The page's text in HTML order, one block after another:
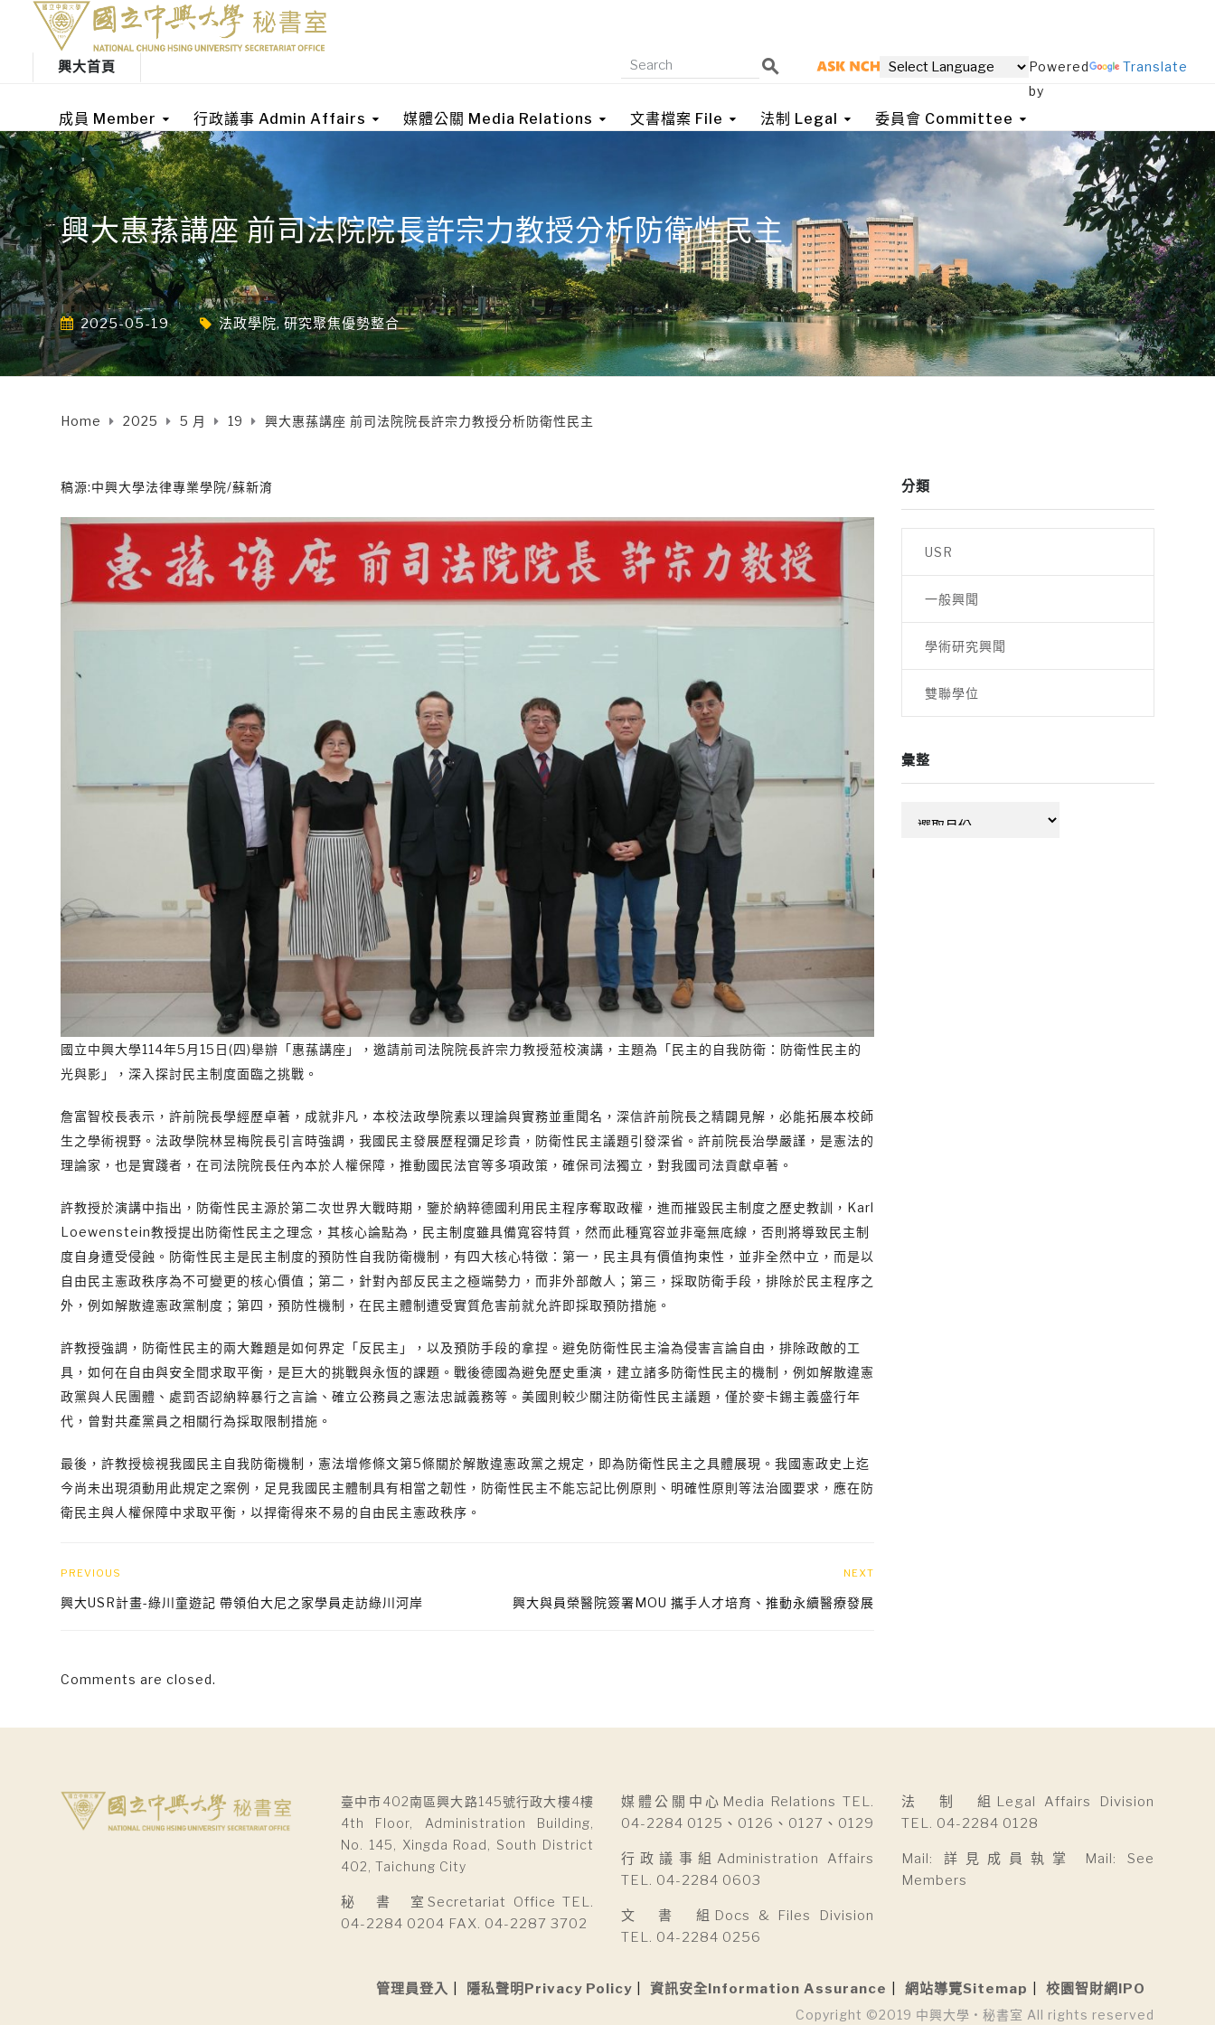
興大首頁
Powered
by
Translate
成員 Member 行政議事 Admin Affairs 媒體公關 Media Relations 文書檔案 File 法制 Legal 委員會 Committee
興大惠蓀講座 前司法院院長許宗力教授分析防衛性民主
2025-05-19 法政學院,研究聚焦優勢整合
Home 2025 5 月 19 興大惠蓀講座 前司法院院長許宗力教授分析防衛性民主
稿源:中興大學法律專業學院/蘇新淯
國立中興大學114年5月15日(四)舉辦「惠蓀講座」，邀請前司法院院長許宗力教授蒞校演講，主題為「民主的自我防衛：防衛性民主的
光與影」，深入探討民主制度面臨之挑戰。
詹富智校長表示，許前院長學經歷卓著，成就非凡，本校法政學院素以理論與實務並重聞名，深信許前院長之精闢見解，必能拓展本校師
生之學術視野。法政學院林昱梅院長引言時強調，我國民主發展歷程彌足珍貴，防衛性民主議題引發深省。許前院長治學嚴謹，是憲法的
理論家，也是實踐者，在司法院院長任內本於人權保障，推動國民法官等多項政策，確保司法獨立，對我國司法貢獻卓著。
許教授於演講中指出，防衛性民主源於第二次世界大戰時期，鑒於納粹德國利用民主程序奪取政權，進而摧毀民主制度之歷史教訓，Karl
Loewenstein教授提出防衛性民主之理念，其核心論點為，民主制度雖具備寬容特質，然而此種寬容並非毫無底線，否則將導致民主制
度自身遭受侵蝕。防衛性民主是民主制度的預防性自我防衛機制，有四大核心特徵：第一，民主具有價值拘束性，並非全然中立，而是以
自由民主憲政秩序為不可變更的核心價值；第二，針對內部反民主之極端勢力，而非外部敵人；第三，採取防衛手段，排除於民主程序之
外，例如解散違憲政黨制度；第四，預防性機制，在民主體制遭受實質危害前就允許即採取預防措施。
許教授強調，防衛性民主的兩大難題是如何界定「反民主」，以及預防手段的拿捏。避免防衛性民主淪為侵害言論自由，排除政敵的工
具，如何在自由與安全間求取平衡，是巨大的挑戰與永恆的課題。戰後德國為避免歷史重演，建立諸多防衛性民主的機制，例如解散違憲
政黨與人民團體、處罰否認納粹暴行之言論、確立公務員之憲法忠誠義務等。美國則較少關注防衛性民主議題，僅於麥卡錫主義盛行年
代，曾對共產黨員之相關行為採取限制措施。
最後，許教授檢視我國民主自我防衛機制，憲法增修條文第5條關於解散違憲政黨之規定，即為防衛性民主之具體展現。我國憲政史上迄
今尚未出現須動用此規定之案例，足見我國民主體制具有相當之韌性，防衛性民主不能忘記比例原則、明確性原則等法治國要求，應在防
衛民主與人權保障中求取平衡，以捍衛得來不易的自由民主憲政秩序。
PREVIOUS
興大USR計畫-綠川童遊記 帶領伯大尼之家學員走訪綠川河岸
NEXT
興大與員榮醫院簽署MOU 攜手人才培育、推動永續醫療發展
Comments are closed.
分類
USR
一般興聞
學術研究興聞
雙聯學位
彙整
臺中市402南區興大路145號行政大樓4樓
4th Floor, Administration Building,
No. 145, Xingda Road, South District
402, Taichung City
秘 書 室Secretariat Office TEL.
04-2284 0204 FAX. 04-2287 3702
媒體公關中心Media Relations TEL.
04-2284 0125、0126、0127、0129
行政議事組Administration Affairs
TEL. 04-2284 0603
文 書 組Docs & Files Division
TEL. 04-2284 0256
法 制 組Legal Affairs Division
TEL. 04-2284 0128
Mail: 詳見成員執掌 Mail: See
Members
管理員登入 隱私聲明Privacy Policy 資訊安全Information Assurance 網站導覽Sitemap 校園智財網IPO
Copyright ©2019 中興大學 • 秘書室 All rights reserved